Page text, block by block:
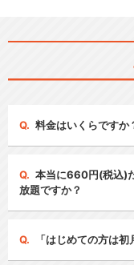
料金はいくらですか
本当に660円(税込)
放題ですか？
「はじめての方は